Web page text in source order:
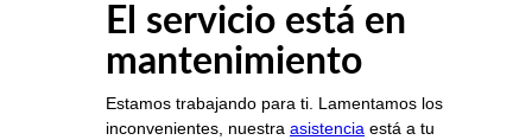
El servicio está en
mantenimiento
Estamos trabajando para ti. Lamentamos los
inconvenientes, nuestra asistencia está a tu